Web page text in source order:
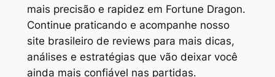
mais precisão e rapidez em Fortune Dragon.
Continue praticando e acompanhe nosso
site brasileiro de reviews para mais dicas,
análises e estratégias que vão deixar você
ainda mais confiável nas partidas.